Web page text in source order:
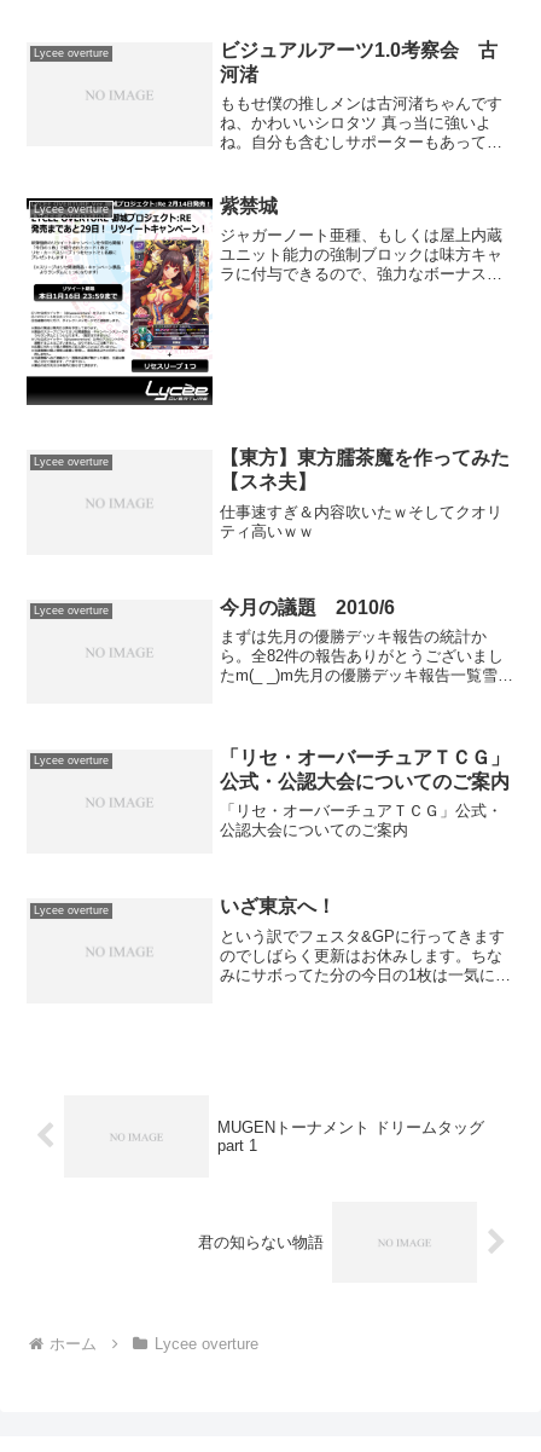
Lycee overture
ビジュアルアーツ1.0考察会 古
河渚
ももせ僕の推しメンは古河渚ちゃんです
ね、かわいいシロタツ 真っ当に強いよ
ね。自分も含むしサポーターもあって隙
と、0/3という最低限のスペックがあって
雑にも出せる点はとても...
Lycee overture 紫禁城
ジャガーノート亜種、もしくは屋上内蔵
ユニット能力の強制ブロックは味方キャ
ラに付与できるので、強力なボーナス持
Lycee overture
【東方】東方臑茶魔を作ってみた
【スネ夫】
仕事速すぎ＆内容吹いたｗそしてクオリ
ティ高いｗｗ
Lycee overture 今月の議題 2010/6
まずは先月の優勝デッキ報告の統計か
ら。全82件の報告ありがとうございまし
たm(_ _)m先月の優勝デッキ報告一覧雪単
Lycee overture
「リセ・オーバーチュアＴＣＧ」
公式・公認大会についてのご案内
「リセ・オーバーチュアＴＣＧ」公式・
公認大会についてのご案内
Lycee overture いざ東京へ！
という訳でフェスタ&GPに行ってきます
のでしばらく更新はお休みします。ちな
みにサボってた分の今日の1枚は一気に更
MUGENトーナメント ドリームタッグ
part 1
君の知らない物語
ホーム Lycee overture